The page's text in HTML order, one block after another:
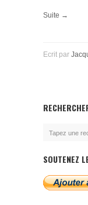
Suite →
Ecrit par
SOUTENEZ